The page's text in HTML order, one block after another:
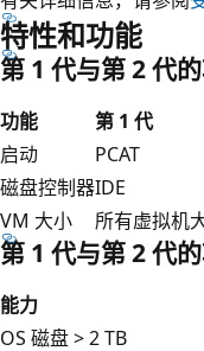
特性和功能
第 1 代与第 2 代
功能 第 1 代
启动
PCAT
磁盘控制器IDE
VM 大小
所有虚拟机
第 1 代与第 2 代
能力
OS 磁盘 > 2 TB